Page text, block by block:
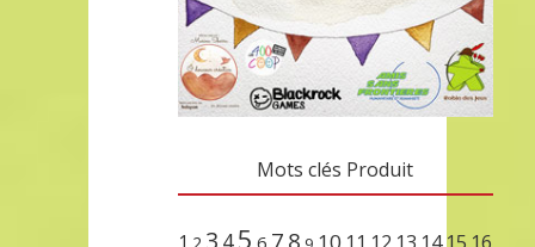
Mots clés Produit
3 45 8